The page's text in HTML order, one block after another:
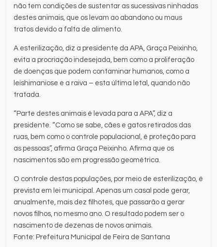
não tem condições de sustentar as sucessivas ninhadas
destes animais, que os levam ao abandono ou maus
tratos devido a falta de alimento.
A esterilização, diz a presidente da APA, Graça Peixinho,
evita a procriação indesejada, bem como a proliferação
de doenças que podem contaminar humanos, como a
leishimaniose e a raiva – esta última letal, quando não
tratada.
“Parte destes animais é levada para a APA”, diz a
presidente. “Como se sabe, cães e gatos retirados das
ruas, bem como o controle populacional, é proteção para
as pessoas”, afirma Graça Peixinho. Afirma que os
nascimentos são em progressão geométrica.
O controle destas populações, por meio de esterilização, é
prevista em lei municipal. Apenas um casal pode gerar,
anualmente, mais dez filhotes, que passarão a gerar
novos filhos, no mesmo ano. O resultado podem ser o
nascimento de dezenas de novos animais.
Fonte: Prefeitura Municipal de Feira de Santana